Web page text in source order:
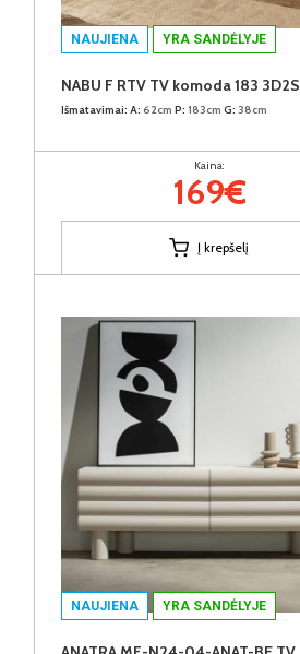
NAUJIENA YRA SANDĖLYJE
NABU F RTV TV komoda 183 3D2S
Išmatavimai: A: 62cm P: 183cm G: 38cm
Kaina:
169€
Į krepšelį
NAUJIENA YRA SANDĖLYJE